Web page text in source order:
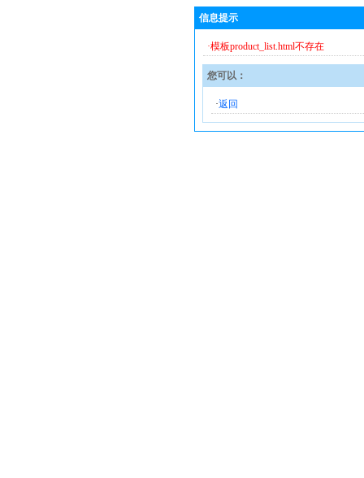
信息提示
·模板product_list.html不存在
您可以：
·返回